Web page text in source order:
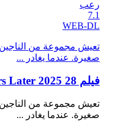
رعب
7.1
WEB-DL
تعيش مجموعة من
صغيرة. عندما يغادر ...
فيلم 28 Years Later 2025 مترجم HD
تعيش مجموعة من
صغيرة. عندما يغادر ...